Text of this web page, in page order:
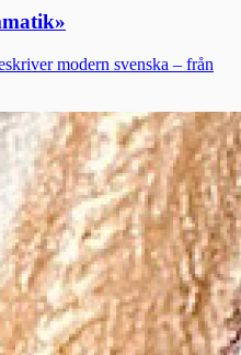
»
modern svenska – från